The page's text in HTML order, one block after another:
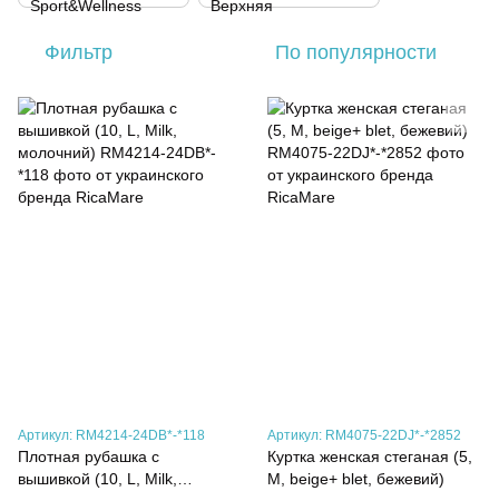
Фильтр По популярности
Артикул: RM4214-24DB*-*118
Плотная рубашка с
вышивкой (10, L, Milk,
Артикул: RM4075-22DJ*-*2852
Куртка женская стеганая (5,
M, beige+ blet, бежевий)